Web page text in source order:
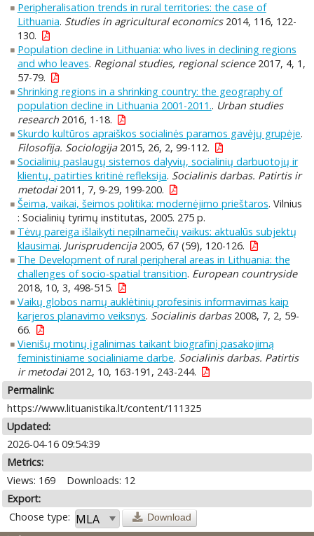
Peripheralisation trends in rural territories: the case of
Lithuania. Studies in agricultural economics2014, 116, 122-
130.
Population decline in Lithuania: who lives in declining regions
and who leaves. Regional studies, regional science2017, 4, 1,
57-79.
Shrinking regions in a shrinking country: the geography of
population decline in Lithuania 2001-2011.. Urban studies
research2016, 1-18.
Skurdo kultūros apraiškos socialinės paramos gavėjų grupėje.
Filosofija. Sociologija2015, 26, 2, 99-112.
Socialinių paslaugų sistemos dalyvių, socialinių darbuotojų ir
klientų, patirties kritinė refleksija. Socialinis darbas. Patirtis ir
metodai2011, 7, 9-29, 199-200.
Šeima, vaikai, šeimos politika: modernėjimo prieštaros. Vilnius
: Socialinių tyrimų institutas, 2005. 275 p.
Tėvų pareiga išlaikyti nepilnamečių vaikus: aktualūs subjektų
klausimai. Jurisprudencija2005, 67 (59), 120-126.
The Development of rural peripheral areas in Lithuania: the
challenges of socio-spatial transition. European countryside
2018, 10, 3, 498-515.
Vaikų globos namų auklėtinių profesinis informavimas kaip
karjeros planavimo veiksnys. Socialinis darbas2008, 7, 2, 59-
66.
Vienišų motinų įgalinimas taikant biografinį pasakojimą
feministiniame socialiniame darbe. Socialinis darbas. Patirtis
ir metodai2012, 10, 163-191, 243-244.
Permalink:
https://www.lituanistika.lt/content/111325
Updated:
2026-04-16 09:54:39
Metrics:
Views: 169
Downloads: 12
Export:
Choose type:
Download